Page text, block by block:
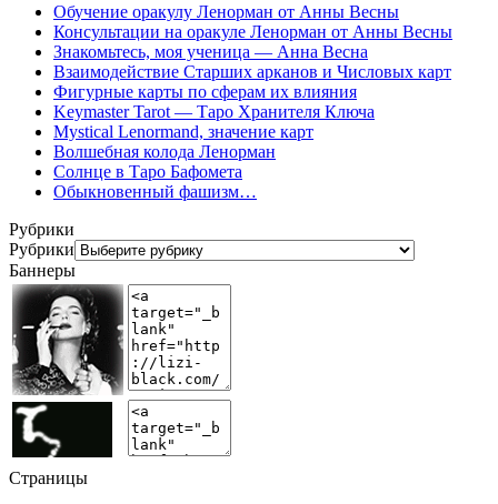
Обучение оракулу Ленорман от Анны Весны
Консультации на оракуле Ленорман от Анны Весны
Знакомьтесь, моя ученица — Анна Весна
Взаимодействие Старших арканов и Числовых карт
Фигурные карты по сферам их влияния
Keymaster Tarot — Таро Хранителя Ключа
Mystical Lenormand, значение карт
Волшебная колода Ленорман
Солнце в Таро Бафомета
Обыкновенный фашизм…
Рубрики
Рубрики
Баннеры
Страницы